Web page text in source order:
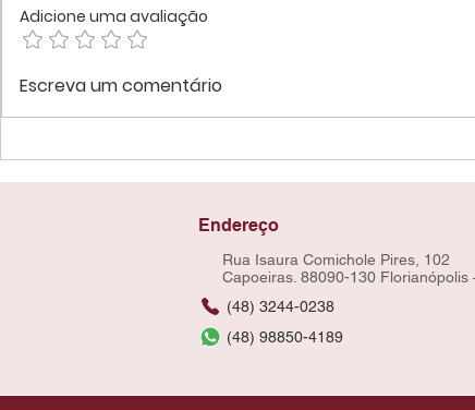
Adicione uma avaliação
Escreva um comentário
Endereço
Rua Isaura Comichole Pires, 102
Capoeiras. 88090-130 Florianópolis
(48) 3244-0238
(48) 98850-4189